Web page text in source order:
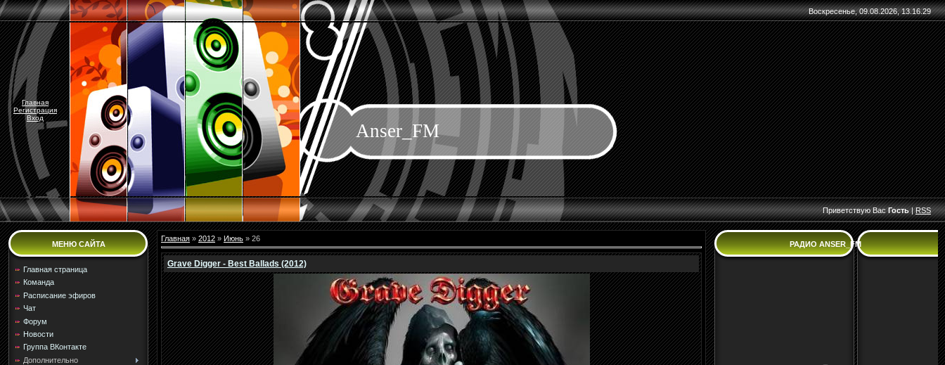
Воскресенье, 09.08.2026, 13.16.29
Главная
Регистрация
Вход
Anser_FM
Приветствую Вас Гость|RSS
МЕНЮ САЙТА
Главная страница
Команда
Расписание эфиров
Чат
Форум
Новости
Группа ВКонтакте
Дополнительно
Главная » 2012 » Июнь » 26
Grave Digger - Best Ballads (2012)
РАДИО ANSER_FM